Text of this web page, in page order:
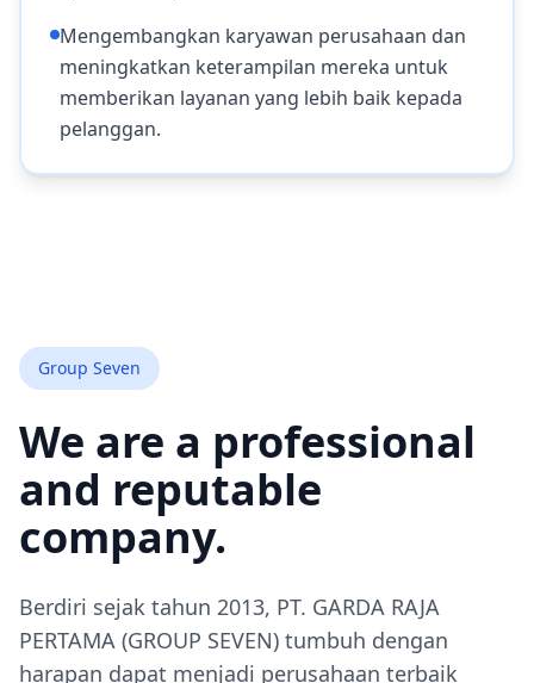
Mengembangkan karyawan perusahaan dan
meningkatkan keterampilan mereka untuk
memberikan layanan yang lebih baik kepada
pelanggan.
Group Seven
We are a professional
and reputable
company.
Berdiri sejak tahun 2013, PT. GARDA RAJA
PERTAMA (GROUP SEVEN) tumbuh dengan
harapan dapat menjadi perusahaan terbaik